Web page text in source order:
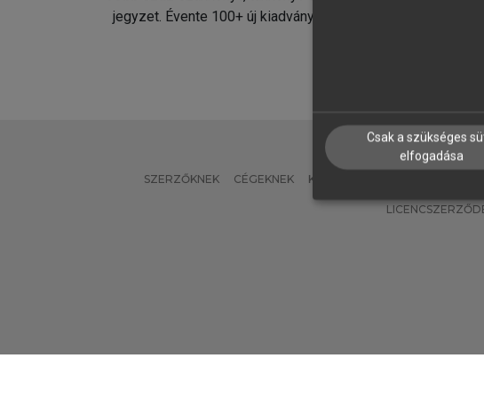
jegyzet. Évente 100+ új kiadvány.
SZERZŐKNEK CÉGEKNEK KÖNYVTÁROSOKNAK
Csak a szükséges
elfogadása